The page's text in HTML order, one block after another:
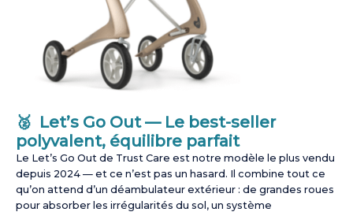
🥈 Let’s Go Out — Le best-seller
polyvalent, équilibre parfait
Le Let’s Go Out de Trust Care est notre modèle le plus vendu
depuis 2024 — et ce n’est pas un hasard. Il combine tout ce
qu’on attend d’un déambulateur extérieur : de grandes roues
pour absorber les irrégularités du sol, un système